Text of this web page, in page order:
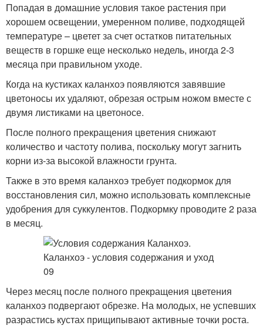
Попадая в домашние условия такое растения при
хорошем освещении, умеренном поливе, подходящей
температуре – цветет за счет остатков питательных
веществ в горшке еще несколько недель, иногда 2-3
месяца при правильном уходе.
Когда на кустиках каланхоэ появляются завявшие
цветоносы их удаляют, обрезая острым ножом вместе с
двумя листиками на цветоносе.
После полного прекращения цветения снижают
количество и частоту полива, поскольку могут загнить
корни из-за высокой влажности грунта.
Также в это время каланхоэ требует подкормок для
восстановления сил, можно использовать комплексные
удобрения для суккулентов. Подкормку проводите 2 раза
в месяц.
Через месяц после полного прекращения цветения
каланхоэ подвергают обрезке. На молодых, не успевших
разрастись кустах прищипывают активные точки роста.